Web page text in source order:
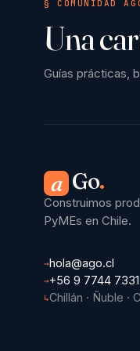
§ COMUNIDAD
Una
Guías prácticas,
a Go.
Construimos
PyMEs en Chile.
→hola@ago.cl
→+56 9 7744 7331
↳Chillán · Ñuble ·